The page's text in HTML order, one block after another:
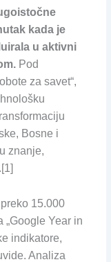
kada je
u aktivni
Pod
za savet“,
Bosne i
znanje,
15.000
„Google Year in
indikatore,
Analiza